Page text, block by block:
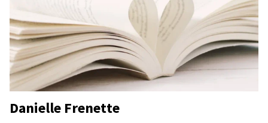
Danielle Frenette